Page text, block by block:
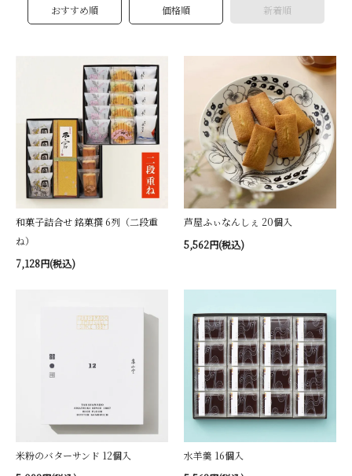
おすすめ順 価格順 新着順
和菓子詰合せ 銘菓撰 6列（二段重
ね）
7,128円(税込)
芦屋ふぃなんしぇ 20個入
5,562円(税込)
米粉のバターサンド 12個入
水羊羹 16個入